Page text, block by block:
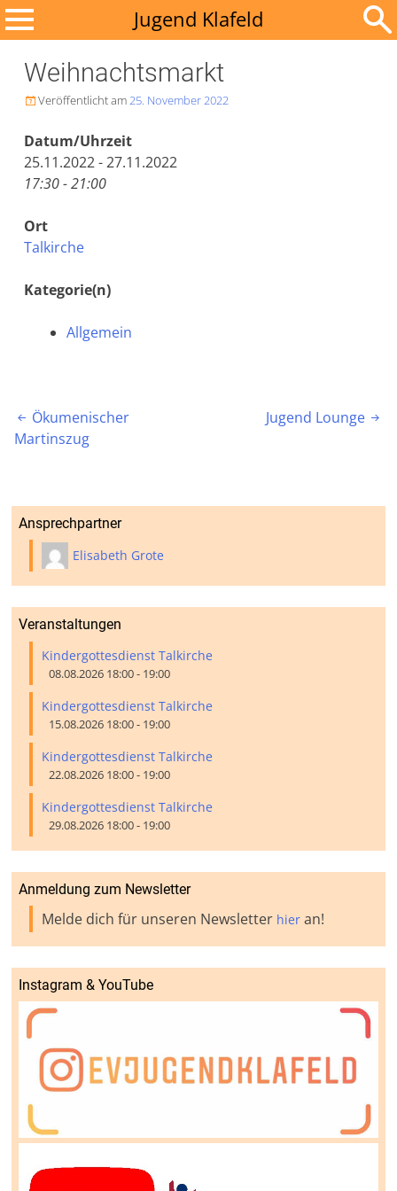
Zum
Inhalt
Jugend Klafeld
nach:Weihnachtsmarkt
Veröffentlicht am25. November 2022
Datum/Uhrzeit
25.11.2022 - 27.11.2022
17:30 - 21:00
Ort
Talkirche
Kategorie(n)
Allgemein
Beitragsnavigation
 Ökumenischer
Martinszug
Jugend Lounge 
Ansprechpartner
Elisabeth Grote
Veranstaltungen
Kindergottesdienst Talkirche
08.08.2026 18:00 - 19:00
Kindergottesdienst Talkirche
15.08.2026 18:00 - 19:00
Kindergottesdienst Talkirche
22.08.2026 18:00 - 19:00
Kindergottesdienst Talkirche
29.08.2026 18:00 - 19:00
Anmeldung zum Newsletter
Melde dich für unseren Newsletter hier an!
Instagram & YouTube